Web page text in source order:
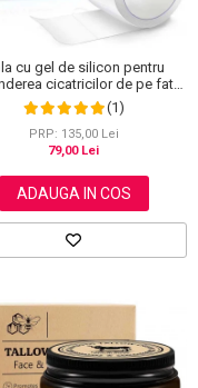
cu gel de silicon pentru
cicatricilor de pe fata
plasture reutilizabil, 2.5
cm x 1.5 m, Elaimei
(1)
PRP: 135,00 Lei
79,00 Lei
ADAUGA IN COS